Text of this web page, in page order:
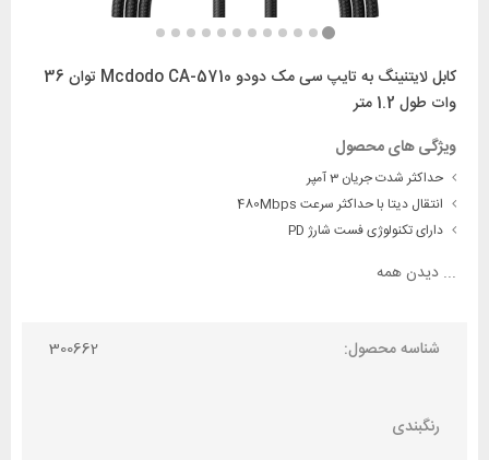
کابل لایتنینگ به تایپ سی مک دودو Mcdodo CA-5710 توان 36
وات طول 1.2 متر
ویژگی های محصول
حداکثر شدت جریان 3 آمپر
انتقال دیتا با حداکثر سرعت 480Mbps
دارای تکنولوژی فست شارژ PD
... دیدن همه
شناسه محصول: 300662
رنگبندی